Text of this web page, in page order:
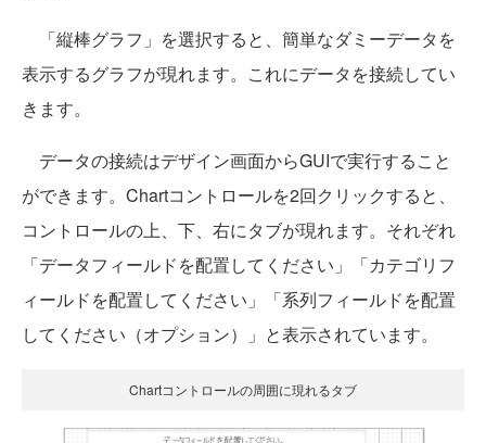
「縦棒グラフ」を選択すると、簡単なダミーデータを
表示するグラフが現れます。これにデータを接続してい
きます。
データの接続はデザイン画面からGUIで実行すること
ができます。Chartコントロールを2回クリックすると、
コントロールの上、下、右にタブが現れます。それぞれ
「データフィールドを配置してください」「カテゴリフ
ィールドを配置してください」「系列フィールドを配置
してください（オプション）」と表示されています。
Chartコントロールの周囲に現れるタブ